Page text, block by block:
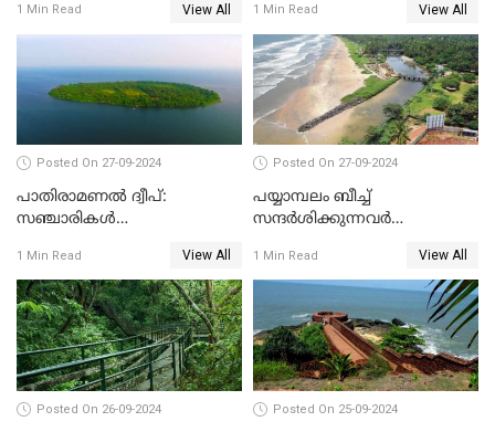
മലിന ജലം കേരളത്തില്‍;
തീരദേശ ജല ഗുണനിലവാര
സൂചികയില്‍ ഒന്നാമത്
1 Min Read View All
കാര്യങ്ങൾ
1 Min Read View All
Posted On 27-09-2024
പാതിരാമണൽ ദ്വീപ്:
സഞ്ചാരികൾ
കാര്യങ്ങൾ
1 Min Read View All
Posted On 27-09-2024
പയ്യാമ്പലം ബീച്ച്
സന്ദർശിക്കുന്നവർ
കാര്യങ്ങൾ
1 Min Read View All
Posted On 26-09-2024 Posted On 25-09-2024